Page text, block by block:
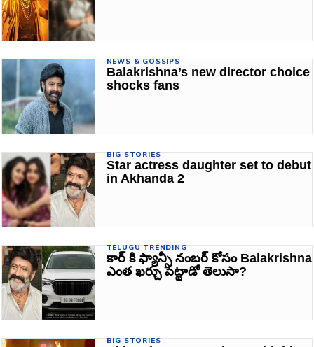
NEWS & GOSSIPS
Balakrishna’s new director choice
shocks fans
BIG STORIES
Star actress daughter set to debut
in Akhanda 2
TELUGU TRENDING
కార్ కి ఫ్యాన్సీ నంబర్ కోసం Balakrishna
ఎంత ఖర్చు పెట్టాడో తెలుసా?
BIG STORIES